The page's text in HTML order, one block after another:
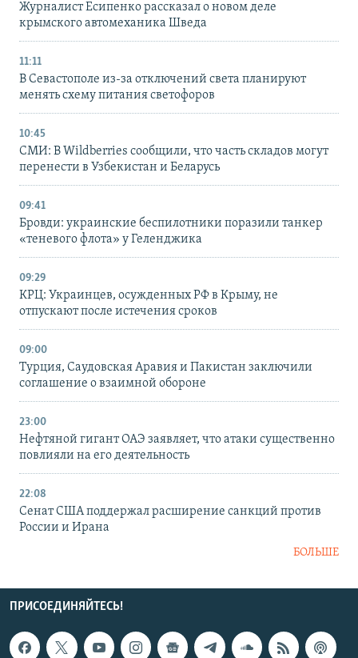
Журналист Есипенко рассказал о новом деле
крымского автомеханика Шведа
11:11
В Севастополе из-за отключений света планируют
менять схему питания светофоров
10:45
СМИ: В Wildberries сообщили, что часть складов могут
перенести в Узбекистан и Беларусь
09:41
Бровди: украинские беспилотники поразили танкер
«теневого флота» у Геленджика
09:29
КРЦ: Украинцев, осужденных РФ в Крыму, не
отпускают после истечения сроков
09:00
Турция, Саудовская Аравия и Пакистан заключили
соглашение о взаимной обороне
23:00
Нефтяной гигант ОАЭ заявляет, что атаки существенно
повлияли на его деятельность
22:08
Сенат США поддержал расширение санкций против
России и Ирана
БОЛЬШЕ
ПРИСОЕДИНЯЙТЕСЬ!